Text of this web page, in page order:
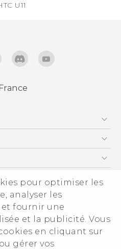
pour optimiser les
analyser les
fournir une
et la publicité. Vous
en cliquant sur
gérer vos
U11‎
(Dual Nano-Sim)
de sécurité et de
France